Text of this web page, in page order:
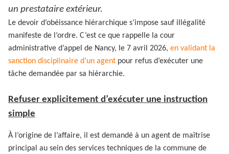
un prestataire extérieur.
Le devoir d’obéissance hiérarchique s’impose sauf illégalité
manifeste de l’ordre. C’est ce que rappelle la cour
administrative d’appel de Nancy, le 7 avril 2026, en validant la
sanction disciplinaire d’un agent pour refus d’exécuter une
tâche demandée par sa hiérarchie.
Refuser explicitement d’exécuter une instruction
simple
À l’origine de l’affaire, il est demandé à un agent de maîtrise
principal au sein des services techniques de la commune de